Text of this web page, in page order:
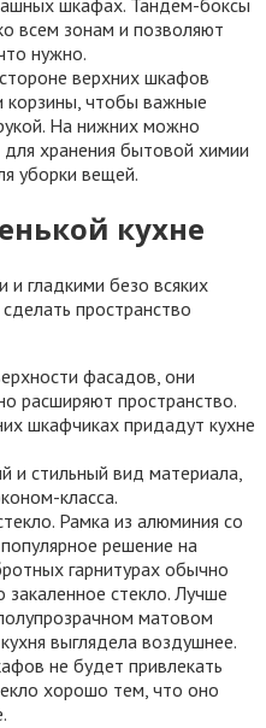
всем зонам и позволяют
нужно.
верхних шкафов
корзины, чтобы важные
На нижних можно
хранения бытовой химии
уборки вещей.
кухне
гладкими безо всяких
пространство
фасадов, они
расширяют пространство.
шкафчиках придадут кухне
стильный вид материала,
класса.
Рамка из алюминия со
решение на
гарнитурах обычно
закаленное стекло. Лучше
матовом
выглядела воздушнее.
не будет привлекать
хорошо тем, что оно